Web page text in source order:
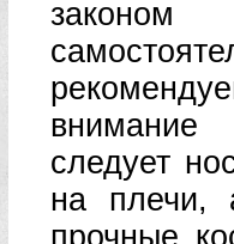
законом
внимание
следует
на плечи,
прочные